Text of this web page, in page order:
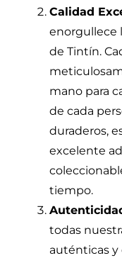
Calidad
enorgullece
de Tintín.
mano para
de cada
duraderos,
excelente
tiempo.
todas
auténticas y